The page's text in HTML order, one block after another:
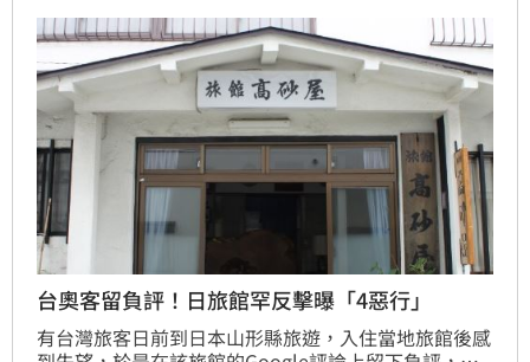
台奧客留負評！日旅館罕反擊曝「4惡行」
有台灣旅客日前到日本山形縣旅遊，入住當地旅館後感